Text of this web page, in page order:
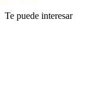
Te puede interesar